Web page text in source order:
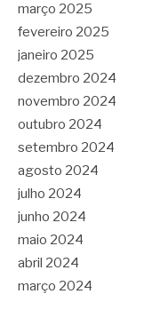
março 2025
fevereiro 2025
janeiro 2025
dezembro 2024
novembro 2024
outubro 2024
setembro 2024
agosto 2024
julho 2024
junho 2024
maio 2024
abril 2024
março 2024